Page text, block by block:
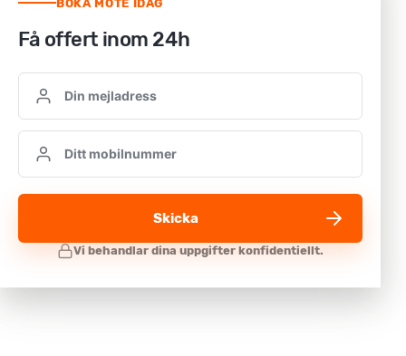
BOKA MÖTE IDAG
Få offert inom 24h
Skicka